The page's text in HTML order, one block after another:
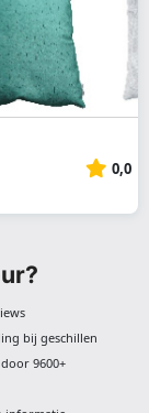
0,0
bij geschillen
9600+